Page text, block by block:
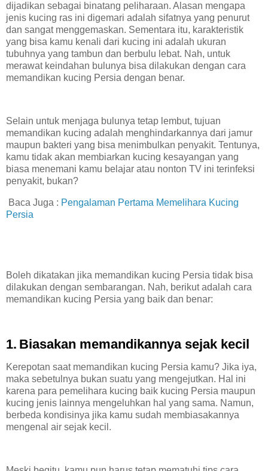
dijadikan sebagai binatang peliharaan. Alasan mengapa
jenis kucing ras ini digemari adalah sifatnya yang penurut
dan sangat menggemaskan. Sementara itu, karakteristik
yang bisa kamu kenali dari kucing ini adalah ukuran
tubuhnya yang tambun dan berbulu lebat. Nah, untuk
merawat keindahan bulunya bisa dilakukan dengan cara
memandikan kucing Persia dengan benar.
Selain untuk menjaga bulunya tetap lembut, tujuan
memandikan kucing adalah menghindarkannya dari jamur
maupun bakteri yang bisa menimbulkan penyakit. Tentunya,
kamu tidak akan membiarkan kucing kesayangan yang
biasa menemani kamu belajar atau nonton TV ini terinfeksi
penyakit, bukan?
Baca Juga : Pengalaman Pertama Memelihara Kucing
Persia
Boleh dikatakan jika memandikan kucing Persia tidak bisa
dilakukan dengan sembarangan. Nah, berikut adalah cara
memandikan kucing Persia yang baik dan benar:
1. Biasakan memandikannya sejak kecil
Kerepotan saat memandikan kucing Persia kamu? Jika iya,
maka sebetulnya bukan suatu yang mengejutkan. Hal ini
karena para pemelihara kucing baik kucing Persia maupun
kucing jenis lainnya mengeluhkan hal yang sama. Namun,
berbeda kondisinya jika kamu sudah membiasakannya
mengenal air sejak kecil.